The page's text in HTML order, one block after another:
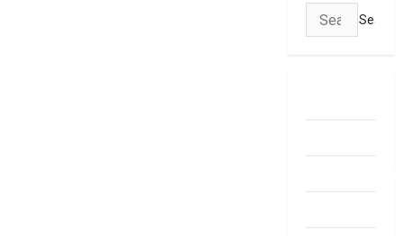
Search
for: